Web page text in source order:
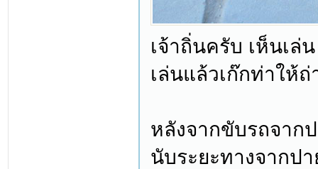
เจ้าถิ่นครับ เห็นเล่
เล่นแล้วเก๊กท่าให้
หลังจากขับรถจาก
นับระยะทางจากป